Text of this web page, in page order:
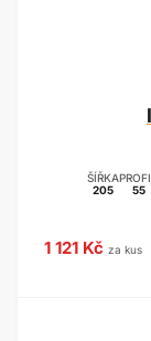
ŠÍŘKA
205
55
1 121 Kč za kus